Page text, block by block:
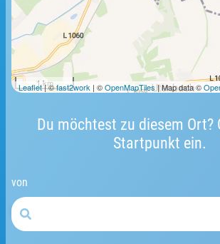
Du möchtest zu diesem Ort?
Startpunkt ein.
von
1 km
Leaflet| ©fast2work | ©OpenMapTiles| Map data ©